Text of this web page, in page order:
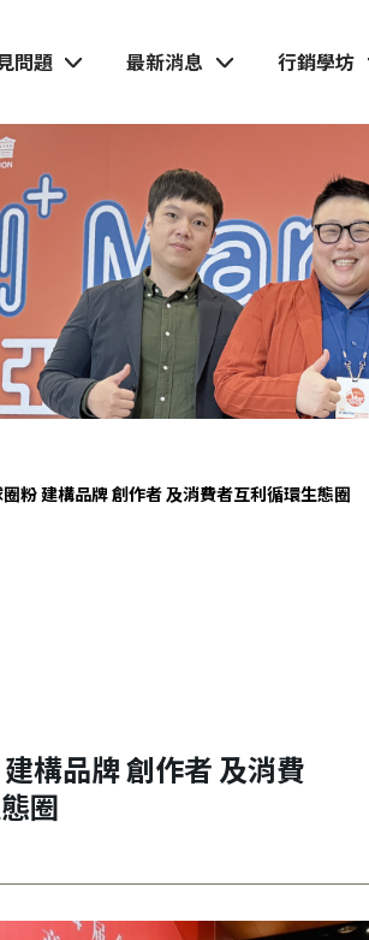
問題 最新消息 行銷學坊
粉 建構品牌 創作者 及消費者互利循環生態圈
構品牌 創作者 及消費
圈